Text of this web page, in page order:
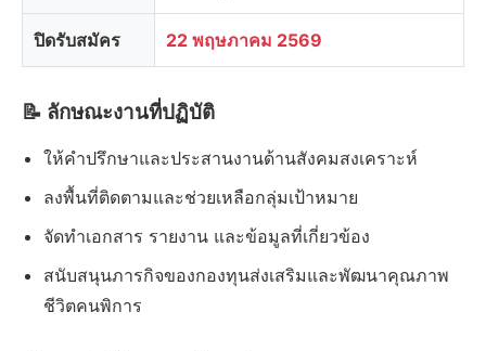
ปิดรับสมัคร 22 พฤษภาคม 2569
📝 ลักษณะงานที่ปฏิบัติ
ให้คำปรึกษาและประสานงานด้านสังคมสงเคราะห์
ลงพื้นที่ติดตามและช่วยเหลือกลุ่มเป้าหมาย
จัดทำเอกสาร รายงาน และข้อมูลที่เกี่ยวข้อง
สนับสนุนภารกิจของกองทุนส่งเสริมและพัฒนาคุณภาพ
ชีวิตคนพิการ